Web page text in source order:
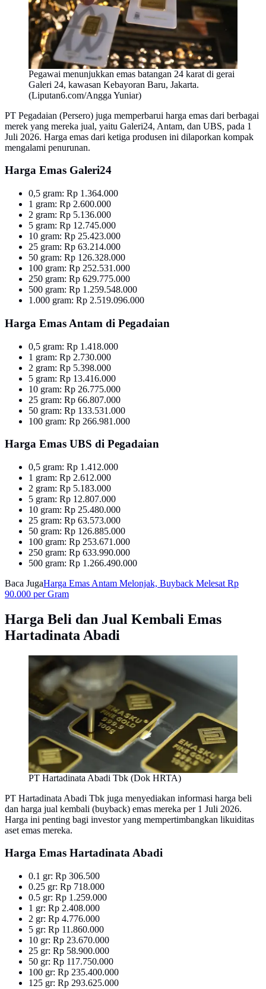
Pegawai menunjukkan emas batangan 24 karat di gerai
Galeri 24, kawasan Kebayoran Baru, Jakarta.
(Liputan6.com/Angga Yuniar)
PT Pegadaian (Persero) juga memperbarui harga emas dari berbagai
merek yang mereka jual, yaitu Galeri24, Antam, dan UBS, pada 1
Juli 2026. Harga emas dari ketiga produsen ini dilaporkan kompak
mengalami penurunan.
Harga Emas Galeri24
0,5 gram: Rp 1.364.000
1 gram: Rp 2.600.000
2 gram: Rp 5.136.000
5 gram: Rp 12.745.000
10 gram: Rp 25.423.000
25 gram: Rp 63.214.000
50 gram: Rp 126.328.000
100 gram: Rp 252.531.000
250 gram: Rp 629.775.000
500 gram: Rp 1.259.548.000
1.000 gram: Rp 2.519.096.000
Harga Emas Antam di Pegadaian
0,5 gram: Rp 1.418.000
1 gram: Rp 2.730.000
2 gram: Rp 5.398.000
5 gram: Rp 13.416.000
10 gram: Rp 26.775.000
25 gram: Rp 66.807.000
50 gram: Rp 133.531.000
100 gram: Rp 266.981.000
Harga Emas UBS di Pegadaian
0,5 gram: Rp 1.412.000
1 gram: Rp 2.612.000
2 gram: Rp 5.183.000
5 gram: Rp 12.807.000
10 gram: Rp 25.480.000
25 gram: Rp 63.573.000
50 gram: Rp 126.885.000
100 gram: Rp 253.671.000
250 gram: Rp 633.990.000
500 gram: Rp 1.266.490.000
Baca JugaHarga Emas Antam Melonjak, Buyback Melesat Rp
90.000 per Gram
Harga Beli dan Jual Kembali Emas
Hartadinata Abadi
PT Hartadinata Abadi Tbk (Dok HRTA)
PT Hartadinata Abadi Tbk juga menyediakan informasi harga beli
dan harga jual kembali (buyback) emas mereka per 1 Juli 2026.
Harga ini penting bagi investor yang mempertimbangkan likuiditas
aset emas mereka.
Harga Emas Hartadinata Abadi
0.1 gr: Rp 306.500
0.25 gr: Rp 718.000
0.5 gr: Rp 1.259.000
1 gr: Rp 2.408.000
2 gr: Rp 4.776.000
5 gr: Rp 11.860.000
10 gr: Rp 23.670.000
25 gr: Rp 58.900.000
50 gr: Rp 117.750.000
100 gr: Rp 235.400.000
125 gr: Rp 293.625.000